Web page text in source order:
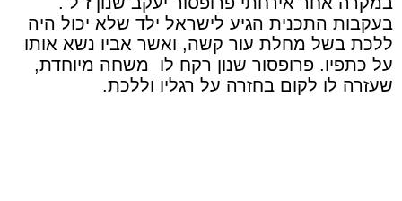
בעקבות התכנית הגיע לישראל ילד שלא יכול היה
ללכת בשל מחלת עור קשה, ואשר אביו נשא אותו
על כתפיו. פרופסור שנון רקח לו משחה מיוחדת,
שעזרה לו לקום בחזרה על רגליו וללכת.